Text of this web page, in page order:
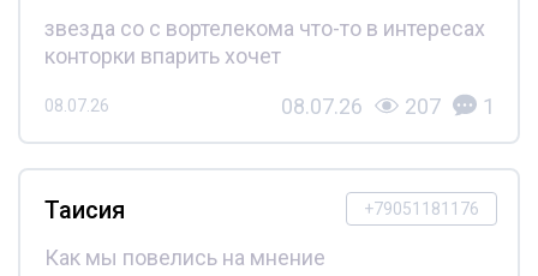
звезда со с вортелекома что-то в интересах
конторки впарить хочет
08.07.26 08.07.26 207 1
+79051181176
Таисия
Как мы повелись на мнение